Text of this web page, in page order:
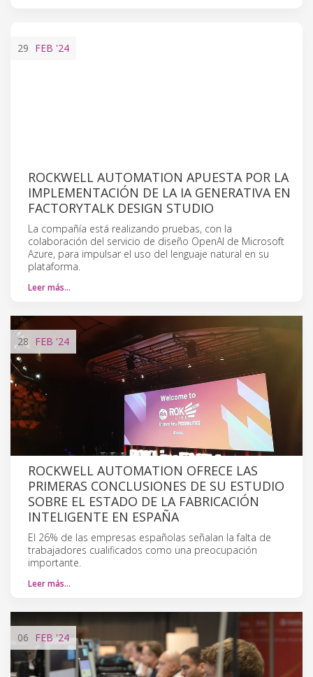
29 FEB '24
ROCKWELL AUTOMATION APUESTA POR LA
IMPLEMENTACIÓN DE LA IA GENERATIVA EN
FACTORYTALK DESIGN STUDIO
La compañía está realizando pruebas, con la
colaboración del servicio de diseño OpenAI de Microsoft
Azure, para impulsar el uso del lenguaje natural en su
plataforma.
Leer más…
28 FEB '24
ROCKWELL AUTOMATION OFRECE LAS
PRIMERAS CONCLUSIONES DE SU ESTUDIO
SOBRE EL ESTADO DE LA FABRICACIÓN
INTELIGENTE EN ESPAÑA
El 26% de las empresas españolas señalan la falta de
trabajadores cualificados como una preocupación
importante.
Leer más…
06 FEB '24